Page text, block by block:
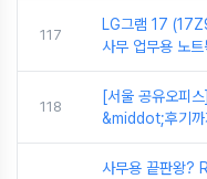
117
LG그램 17
사무 업무용 노
118
[서울 공유오피
&middot;후기까
사무용 끝판왕